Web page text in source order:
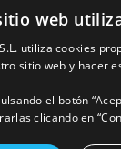
web
S.L. utiliza cookies
sitio web y hacer
el botón
clicando en